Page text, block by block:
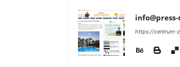
https://centrum-